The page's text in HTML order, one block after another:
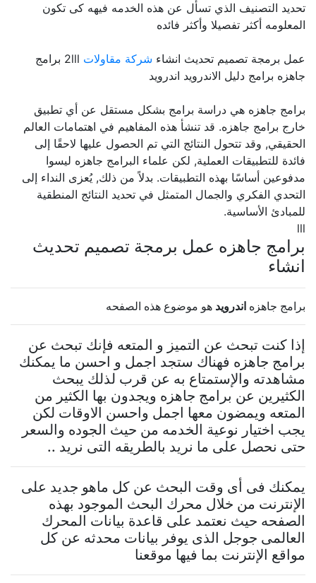
تحديد التصنيف الذي تسأل عن هذه الخدمه فيهه كى تكون
المعلومه أكثر تفصيلا وأكثر فائده
عمل برمجة تصميم تحديث انشاءشركة مقاولات
2lll برامج
جاهزه برامج دليل الاندرويد اندرويد
برامج جاهزه هي دراسة برامج بشكل مستقل عن أي تطبيق
خارج برامج جاهزه. قد تنشأ هذه المفاهيم في اهتمامات العالم
الحقيقي, وقد تتحول النتائج التي تم الحصول عليها لاحقًا إلى
فائدة للتطبيقات العملية, لكن علماء البرامج جاهزه ليسوا
مدفوعين أساسًا بهذه التطبيقات. بدلاً من ذلك, يُعزى النداء إلى
التحدي الفكري والجمال المتمثل في تحديد النتائج المنطقية
للمبادئ الأساسية.
برامج جاهزه عمل برمجة تصميم تحديث
انشاء
برامج جاهزه اندرويدهو موضوع هذه الصفحه
إذا كنت تبحث عن التميز و المتعه فإنك تبحث عن
برامج جاهزه فهناك ستجد اجمل و احسن ما يمكنك
مشاهدته والإستمتاع به عن قرب لذلك يبحث
الكثيرين عن برامج جاهزه ويجدون بها الكثير من
المتعه ويمضون معها اجمل واحسن الاوقات لكن
يجب اختيار نوعية الخدمه من حيث الجوده والسعر
حتى نحصل على ما نريد بالطريقه التى نريد ..
يمكنك فى أى وقت البحث عن كل ماهو جديد على
الإنترنت من خلال محرك البحث الموجود بهذه
الصفحه حيث نعتمد على قاعدة بيانات المحرك
العالمى جوجل الذى يوفر بيانات محدثه عن كل
مواقع الإنترنت بما فيها موقعنا